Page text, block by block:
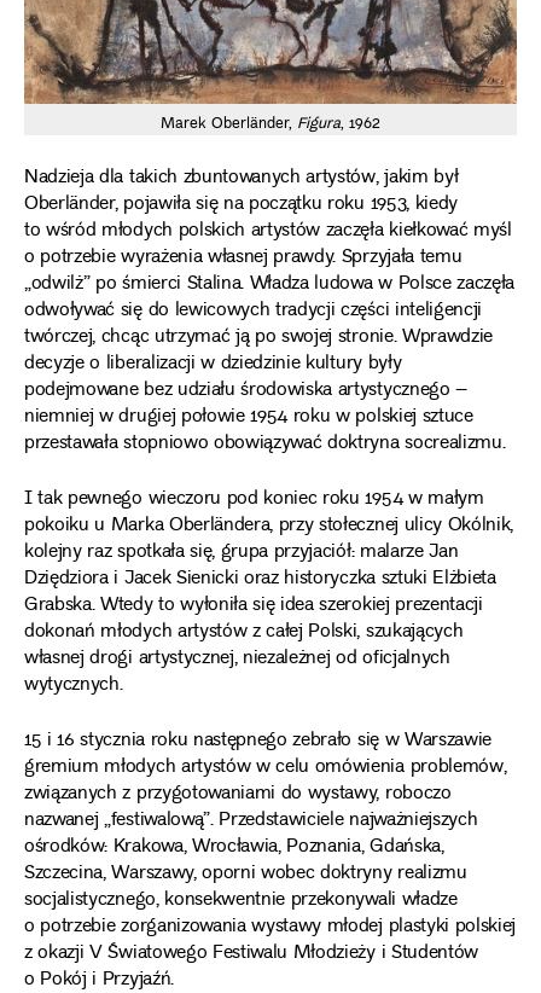
Marek Oberländer, Figura, 1962
Nadzieja dla takich zbuntowanych artystów, jakim był
Oberländer, pojawiła się na początku roku 1953, kiedy
to wśród młodych polskich artystów zaczęła kiełkować myśl
o potrzebie wyrażenia własnej prawdy. Sprzyjała temu
„odwilż” po śmierci Stalina. Władza ludowa w Polsce zaczęła
odwoływać się do lewicowych tradycji części inteligencji
twórczej, chcąc utrzymać ją po swojej stronie. Wprawdzie
decyzje o liberalizacji w dziedzinie kultury były
podejmowane bez udziału środowiska artystycznego –
niemniej w drugiej połowie 1954 roku w polskiej sztuce
przestawała stopniowo obowiązywać doktryna socrealizmu.
I tak pewnego wieczoru pod koniec roku 1954 w małym
pokoiku u Marka Oberländera, przy stołecznej ulicy Okólnik,
kolejny raz spotkała się, grupa przyjaciół: malarze Jan
Dziędziora i Jacek Sienicki oraz historyczka sztuki Elżbieta
Grabska. Wtedy to wyłoniła się idea szerokiej prezentacji
dokonań młodych artystów z całej Polski, szukających
własnej drogi artystycznej, niezależnej od oficjalnych
wytycznych.
15 i 16 stycznia roku następnego zebrało się w Warszawie
gremium młodych artystów w celu omówienia problemów,
związanych z przygotowaniami do wystawy, roboczo
nazwanej „festiwalową”. Przedstawiciele najważniejszych
ośrodków: Krakowa, Wrocławia, Poznania, Gdańska,
Szczecina, Warszawy, oporni wobec doktryny realizmu
socjalistycznego, konsekwentnie przekonywali władze
o potrzebie zorganizowania wystawy młodej plastyki polskiej
z okazji V Światowego Festiwalu Młodzieży i Studentów
o Pokój i Przyjaźń.